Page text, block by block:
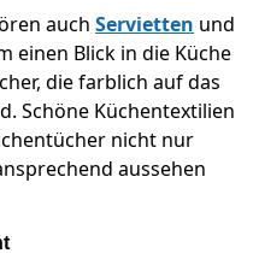
auch Servietten und
einen Blick in die Küche
die farblich auf das
Schöne Küchentextilien
nicht nur
aussehen